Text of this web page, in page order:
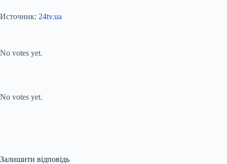
Источник: 24tv.ua
No votes yet.
No votes yet.
Залишити відповідь